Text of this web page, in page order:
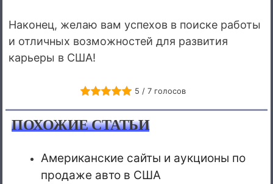
Наконец, желаю вам успехов в поиске работы
и отличных возможностей для развития
карьеры в США!
5 / 7 голосов
ПОХОЖИЕ СТАТЬИ
Американские сайты и аукционы по
продаже авто в США